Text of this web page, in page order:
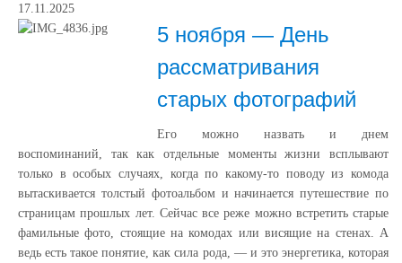
17.11.2025
5 ноября — День
рассматривания
старых фотографий
Его можно назвать и днем
воспоминаний, так как отдельные моменты жизни всплывают
только в особых случаях, когда по какому-то поводу из комода
вытаскивается толстый фотоальбом и начинается путешествие по
страницам прошлых лет. Сейчас все реже можно встретить старые
фамильные фото, стоящие на комодах или висящие на стенах. А
ведь есть такое понятие, как сила рода, — и это энергетика, которая